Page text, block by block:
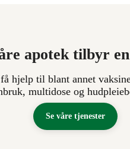
apotek tilbyr
hjelp til blant annet
multidose og
Se våre tjenester